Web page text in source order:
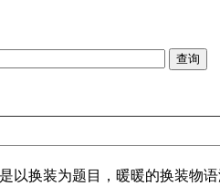
换装为题目，暖暖的换装物